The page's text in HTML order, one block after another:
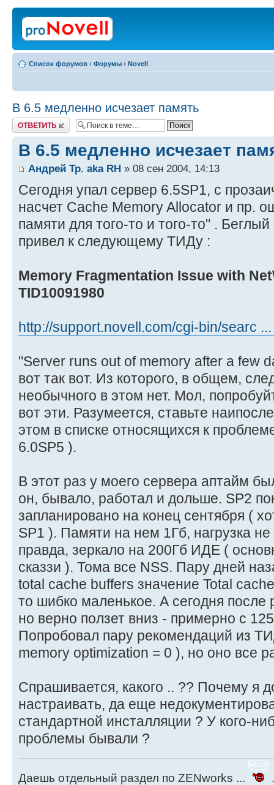
Список форумов ‹ Форумы ‹ Novell
В 6.5 медленно исчезает память
Ответить
В 6.5 медленно исчезает
Андрей Тр. aka RH » 08 сен 2004, 14:13
Сегодня упал сервер 6.5SP1, с
насчет Cache Memory Allocator и пр.
памяти для того-то и того-то" .
привел к следующему ТИДу :
Memory Fragmentation Issue with
TID10091980
http://support.novell.com/cgi-bin/searc
"Server runs out of memory after a few
вот так вот. Из которого, в общем,
необычного в этом нет. Мол,
вот эти. Разумеется, ставьте
этом в списке относящихся к
6.0SP5 ).
В этот раз у моего сервера аптайм
он, бывало, работал и дольше. SP2
запланировано на конец сентября (
SP1 ). Памяти на нем 1Гб, нагрузка
правда, зеркало на 200Гб ИДЕ (
сказзи ). Тома все NSS. Пару дней
total cache buffers значение Total
то шибко маленькое. А сегодня после
но верно ползет вниз - примерно с
Попробовал пару рекомендаций из
memory optimization = 0 ), но оно все
Спрашивается, какого .. ?? Почему я
настраивать, да еще
стандартной инсталляции ? У кого-
проблемы бывали ?
Даешь отдельный раздел по ZENworks ...